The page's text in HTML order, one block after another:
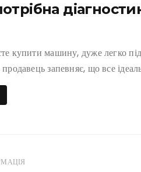
купити машину, дуже легко
запевняє, що все